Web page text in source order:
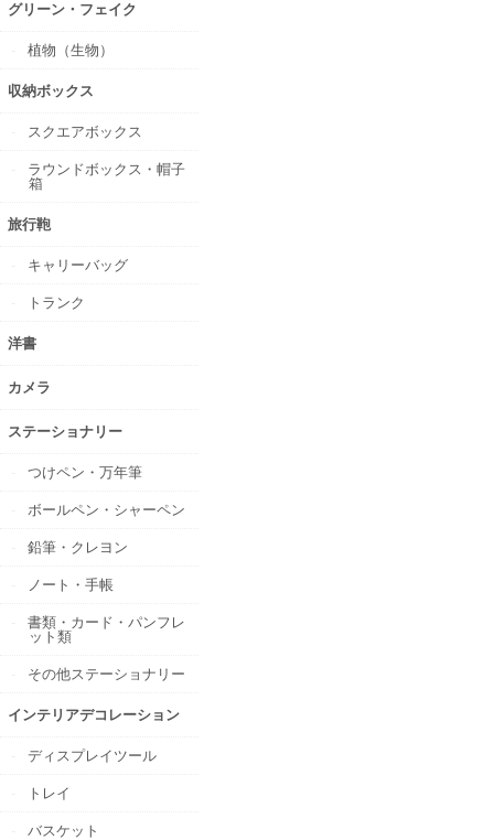
グリーン・フェイク
植物（生物）
収納ボックス
スクエアボックス
ラウンドボックス・帽子
箱
旅行鞄
キャリーバッグ
トランク
洋書
カメラ
ステーショナリー
つけペン・万年筆
ボールペン・シャーペン
鉛筆・クレヨン
ノート・手帳
書類・カード・パンフレ
ット類
その他ステーショナリー
インテリアデコレーション
ディスプレイツール
トレイ
バスケット